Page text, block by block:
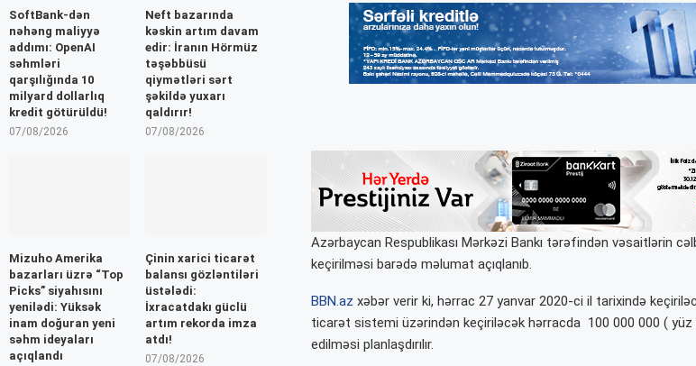
Azərbaycan Respublikası Mərkəzi Bankı tərəfindən vəsaitlərin
keçirilməsi barədə məlumat açıqlanıb.
BBN.az xəbər verir ki, hərrac 27 yanvar 2020-ci il tarixində
ticarət sistemi üzərindən keçiriləcək hərracda 100 000 000 (
edilməsi planlaşdırılır.
SoftBank-dən
nəhəng maliyyə
addımı: OpenAI
səhmləri
qarşılığında 10
milyard dollarlıq
kredit götürüldü!
07/08/2026
Neft bazarında
kəskin artım davam
edir: İranın Hörmüz
təşəbbüsü
qiymətləri sərt
şəkildə yuxarı
qaldırır!
07/08/2026
Mizuho Amerika
bazarları üzrə “Top
Picks” siyahısını
yenilədi: Yüksək
inam doğuran yeni
səhm ideyaları
açıqlandı
Çinin xarici ticarət
balansı gözləntiləri
üstələdi:
İxracatdakı güclü
artım rekorda imza
atdı!
07/08/2026